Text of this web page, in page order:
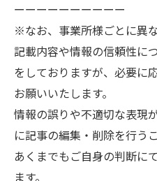
ーーーーーーーーーー
※なお、事業所様ごとに異
記載内容や情報の信頼性に
をしておりますが、必要に
お願いいたします。
情報の誤りや不適切な表現
に記事の編集・削除を行う
あくまでもご自身の判断に
ます。